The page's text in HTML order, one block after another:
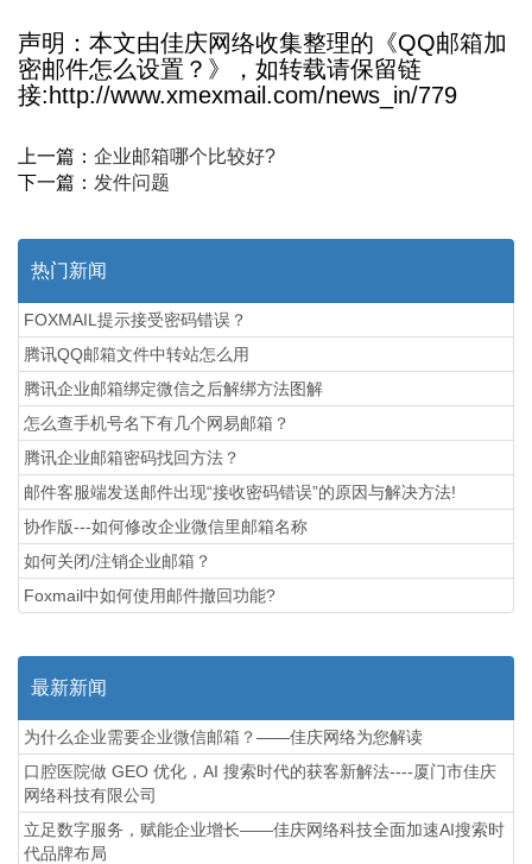
声明：本文由佳庆网络收集整理的《QQ邮箱加
密邮件怎么设置？》，如转载请保留链
接:http://www.xmexmail.com/news_in/779
上一篇： 企业邮箱哪个比较好?
下一篇： 发件问题
热门新闻
FOXMAIL提示接受密码错误？
腾讯QQ邮箱文件中转站怎么用
腾讯企业邮箱绑定微信之后解绑方法图解
怎么查手机号名下有几个网易邮箱？
腾讯企业邮箱密码找回方法？
邮件客服端发送邮件出现“接收密码错误”的原因与解决方法!
协作版---如何修改企业微信里邮箱名称
如何关闭/注销企业邮箱？
Foxmail中如何使用邮件撤回功能?
最新新闻
为什么企业需要企业微信邮箱？——佳庆网络为您解读
口腔医院做 GEO 优化，AI 搜索时代的获客新解法----厦门市佳庆
网络科技有限公司
立足数字服务，赋能企业增长——佳庆网络科技全面加速AI搜索时
代品牌布局